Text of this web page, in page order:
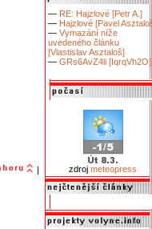
|
— RE: Hajzlové [Petr A.]
— Hajzlové [Pavel
— Vymazání níže
uvedeného článku
[Vlastislav Asztaloš]
— GRs6AvZ4li [IqrqVh2O]
zdroj meteopress